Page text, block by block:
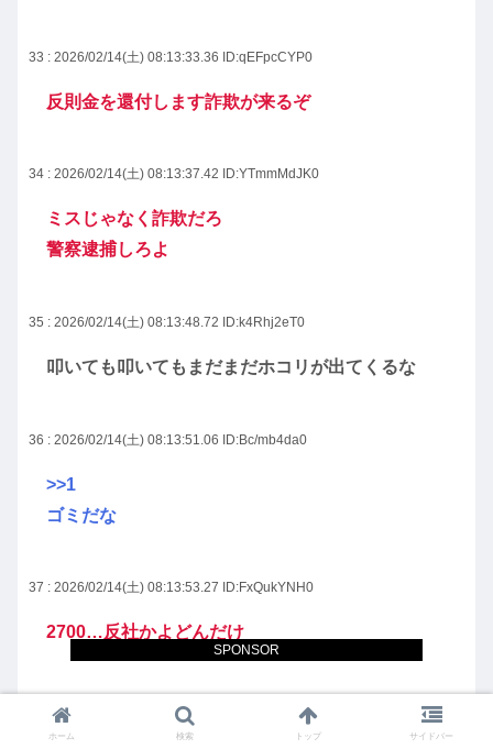
SPONSOR
33 : 2026/02/14(土) 08:13:33.36 ID:qEFpcCYP0
反則金を還付します詐欺が来るぞ
34 : 2026/02/14(土) 08:13:37.42 ID:YTmmMdJK0
ミスじゃなく詐欺だろ
警察逮捕しろよ
35 : 2026/02/14(土) 08:13:48.72 ID:k4Rhj2eT0
叩いても叩いてもまだまだホコリが出てくるな
36 : 2026/02/14(土) 08:13:51.06 ID:Bc/mb4da0
>>1
ゴミだな
37 : 2026/02/14(土) 08:13:53.27 ID:FxQukYNH0
2700…反社かよどんだけ
38 : 2026/02/14(土) 08:14:01.58 ID:dm6UiEM60
ホーム 検索 トップ サイドバー